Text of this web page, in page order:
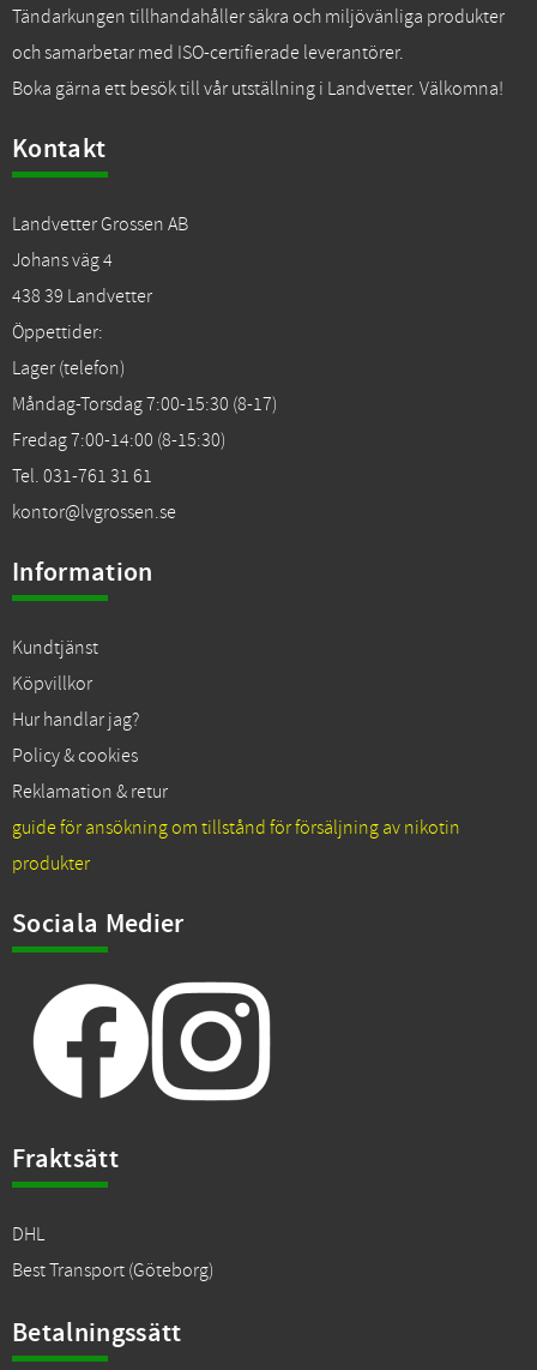
Tändarkungen tillhandahåller säkra och miljövänliga produkter
och samarbetar med ISO-certifierade leverantörer.
Boka gärna ett besök till vår utställning i Landvetter. Välkomna!
Kontakt
Landvetter Grossen AB
Johans väg 4
438 39 Landvetter
Öppettider:
Lager (telefon)
Måndag-Torsdag 7:00-15:30 (8-17)
Fredag 7:00-14:00 (8-15:30)
Tel. 031-761 31 61
kontor@lvgrossen.se
Information
Kundtjänst
Köpvillkor
Hur handlar jag?
Policy & cookies
Reklamation & retur
guide för ansökning om tillstånd för försäljning av nikotin
produkter
Sociala Medier
Fraktsätt
DHL
Best Transport (Göteborg)
Betalningssätt